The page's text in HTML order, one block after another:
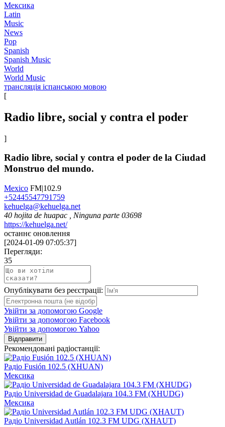
Мексика
Latin
Music
News
Pop
Spanish
Spanish Music
World
World Music
трансляція іспанською мовою
[
Radio libre, social y contra el poder
]
Radio libre, social y contra el poder de la Ciudad
Monstruo del mundo.
Mexico FM|102.9
+52445547791759
kehuelga@kehuelga.net
40 hojita de huapac , Ninguna parte 03698
https://kehuelga.net/
останнє оновлення
[2024-01-09 07:05:37]
Перегляди:
35
Опублікувати без реєстрації:
Увійти за допомогою Google
Увійти за допомогою Facebook
Увійти за допомогою Yahoo
Відправити
Рекомендовані радіостанції:
Радіо Fusión 102.5 (XHUAN)
Мексика
Радіо Universidad de Guadalajara 104.3 FM (XHUDG)
Мексика
Радіо Universidad Autlán 102.3 FM UDG (XHAUT)